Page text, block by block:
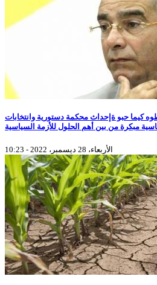
كيما حبو ةإحداث محكمة دستورية وانتخابات
الأربعاء، 28 ديسمبر، 2022 - 10:23